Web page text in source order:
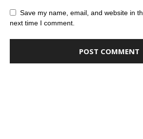
Save my name, email, and website in
next time I comment.